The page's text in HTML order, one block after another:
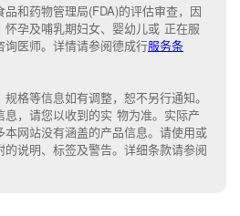
和药物管理局(FDA)的评估审查，因
怀孕及哺乳期妇女、婴幼儿或 正在服
医师。详情请参阅德成行服务条
格等信息如有调整，恕不另行通知。
， 请您以收到的实 物为准。 实际产
网站没有涵盖的产品信息。请使用或
的说明、 标签及警告。 详细条款请参阅